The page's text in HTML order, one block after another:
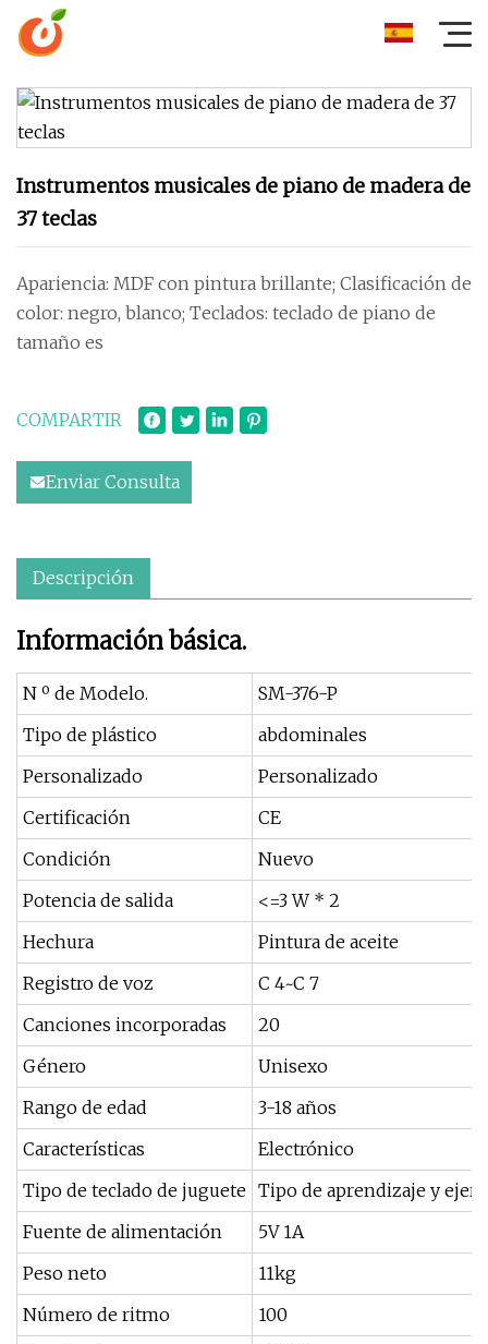
Instrumentos musicales de piano de madera de
37 teclas
Apariencia: MDF con pintura brillante; Clasificación de
color: negro, blanco; Teclados: teclado de piano de
tamaño es
COMPARTIR
Enviar Consulta
Descripción
Información básica.
N º de Modelo.
SM-376-P
Tipo de plástico
abdominales
Personalizado
Personalizado
Certificación
CE
Condición
Nuevo
Potencia de salida
<=3 W * 2
Hechura
Pintura de aceite
Registro de voz
C 4~C 7
Canciones incorporadas
20
Género
Unisexo
Rango de edad
3-18 años
Características
Electrónico
Tipo de teclado de juguete Tipo de aprendizaje y
Fuente de alimentación
5V 1A
Peso neto
11kg
Número de ritmo
100